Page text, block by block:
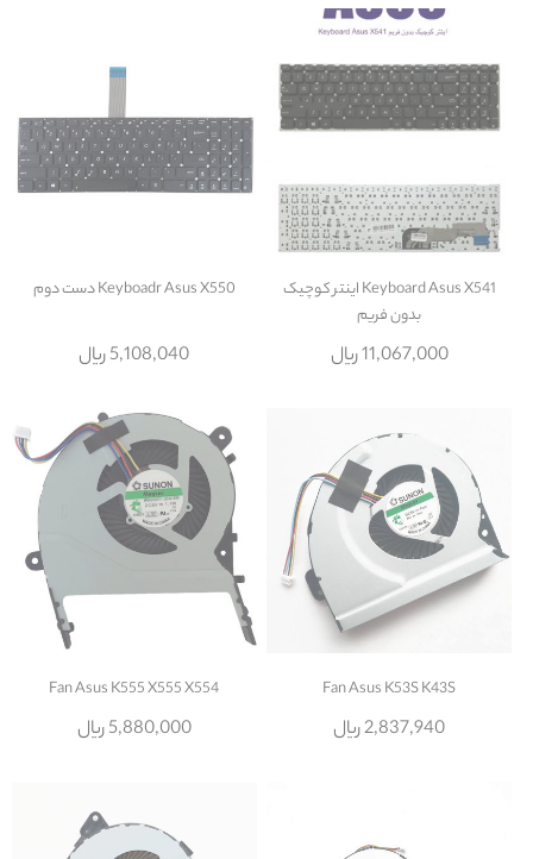
Keyboard Asus X541 اينتر کوچيک
بدون فريم
11,067,000 ریال
Keyboadr Asus X550 دست دوم
5,108,040 ریال
Fan Asus K53S K43S
2,837,940 ریال
Fan Asus K555 X555 X554
5,880,000 ریال